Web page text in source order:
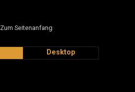
Zum Seitenanfang
Desktop